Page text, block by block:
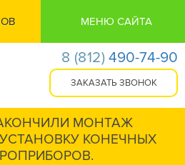
МЕНЮ САЙТА
8 (812) 490-74-90
МОНТАЖ
КОНЕЧНЫХ